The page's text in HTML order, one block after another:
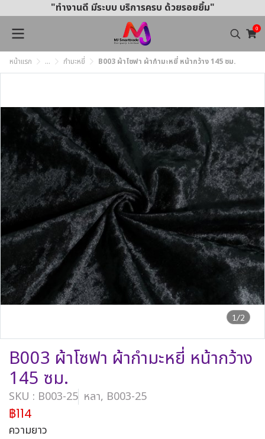
"ทำงานดี มีระบบ บริการครบ ด้วยรอยยิ้ม"
0
หน้าแรก ... กำมะหยี่ B003 ผ้าโซฟา ผ้ากำมะหยี่ หน้ากว้าง 145 ซม.
1/2
B003 ผ้าโซฟา ผ้ากำมะหยี่ หน้ากว้าง
145 ซม.
SKU : B003-25 หลา, B003-25
฿114
ความยาว